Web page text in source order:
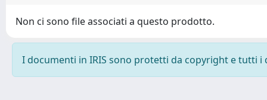
Non ci sono file associati a questo prodotto.
I documenti in IRIS sono protetti da copyright e tutti